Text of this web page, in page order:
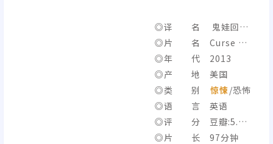
◎译 名 鬼娃回魂
6
◎片 名 Curse of
Chucky
◎年 代 2013
◎产 地 美国
◎类 别 惊悚/恐怖
◎语 言 英语
◎评 分 豆瓣:5.7/I
MDb:5.6
◎片 长 97分钟